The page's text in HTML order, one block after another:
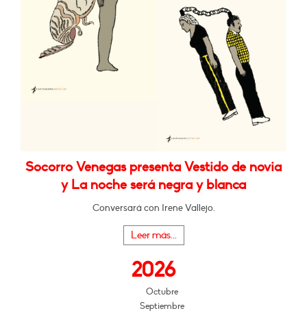
Socorro Venegas presenta Vestido de novia
y La noche será negra y blanca
Conversará con Irene Vallejo.
Leer más...
2026
Octubre
Septiembre